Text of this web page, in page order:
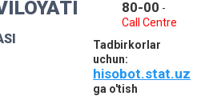
80-00 -
Call Centre
Tadbirkorlar
uchun:
hisobot.stat.uz
ga o'tish
XIZMATLAR